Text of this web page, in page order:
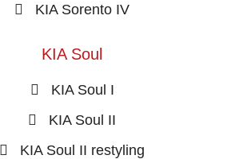
KIA Sorento IV
KIA Soul
KIA Soul I
KIA Soul II
KIA Soul II restyling